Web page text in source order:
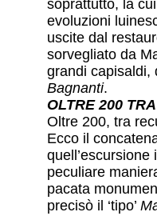
soprattutto, la cui
evoluzioni
uscite dal
sorvegliato da
grandi capisaldi,
Bagnanti.
OLTRE 200
Oltre 200, tra
Ecco il
peculiare
pacata
precisò il ‘tipo’